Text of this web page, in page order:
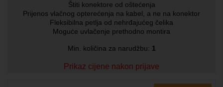
Štiti konektore od oštećenja
Prijenos vlačnog opterećenja na kabel, a ne na konektor
Fleksibilna petlja od nehrđajućeg čelika
Moguće uvlačenje prethodno montira
Min. količina za narudžbu: 1
Prikaz cijene nakon prijave